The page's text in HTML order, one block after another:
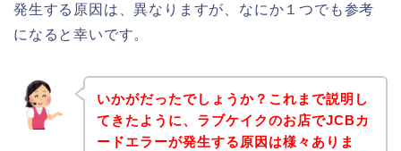
発生する原因は、異なりますが、なにか１つでも参考
になると幸いです。
いかがだったでしょうか？これまで説明し
てきたように、ラブケイクのお店でJCBカ
ードエラーが発生する原因は様々ありま